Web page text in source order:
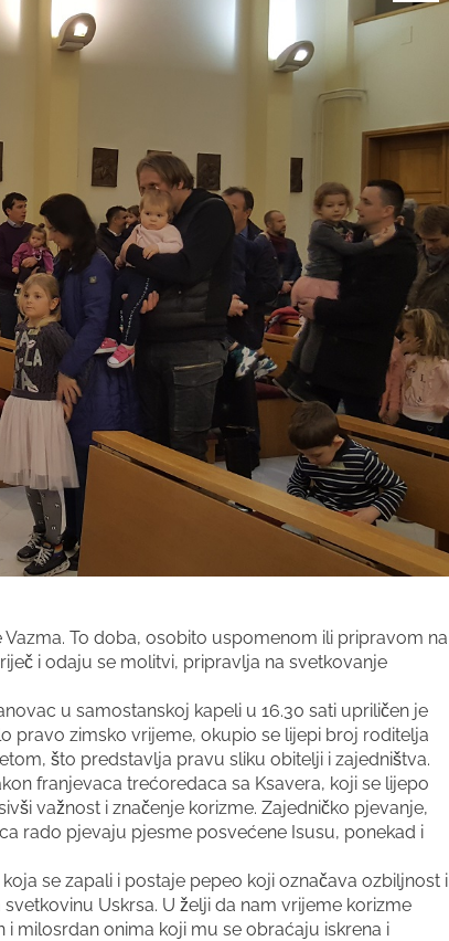
To doba, osobito uspomenom ili pripravom na
i odaju se molitvi, pripravlja na svetkovanje
u samostanskoj kapeli u 16.30 sati upriličen je
pravo zimsko vrijeme, okupio se lijepi broj roditelja
što predstavlja pravu sliku obitelji i zajedništva.
franjevaca trećoredaca sa Ksavera, koji se lijepo
važnost i značenje korizme. Zajedničko pjevanje,
rado pjevaju pjesme posvećene Isusu, ponekad i
se zapali i postaje pepeo koji označava ozbiljnost i
Uskrsa. U želji da nam vrijeme korizme
milosrdan onima koji mu se obraćaju iskrena i